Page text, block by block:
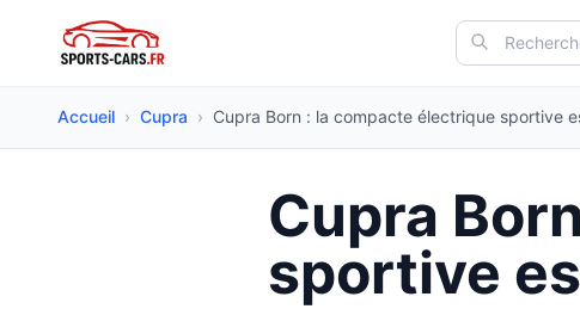
Accueil › Cupra › Cupra Born : la compacte électrique sportive
Cupra
sportive